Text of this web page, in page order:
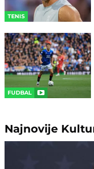
TENIS
FUDBAL
Najnovije